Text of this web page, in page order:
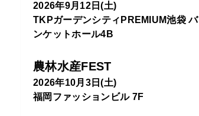
2026年9月12日(土)
TKPガーデンシティPREMIUM池袋 バ
ンケットホール4B
農林水産FEST
2026年10月3日(土)
福岡ファッションビル 7F